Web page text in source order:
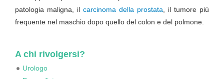
patologia maligna, il carcinoma della prostata , il tumore più
frequente nel maschio dopo quello del colon e del polmone.
A chi rivolgersi?
Urologo